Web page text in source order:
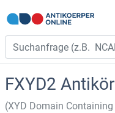
FXYD2
(XYD Domain